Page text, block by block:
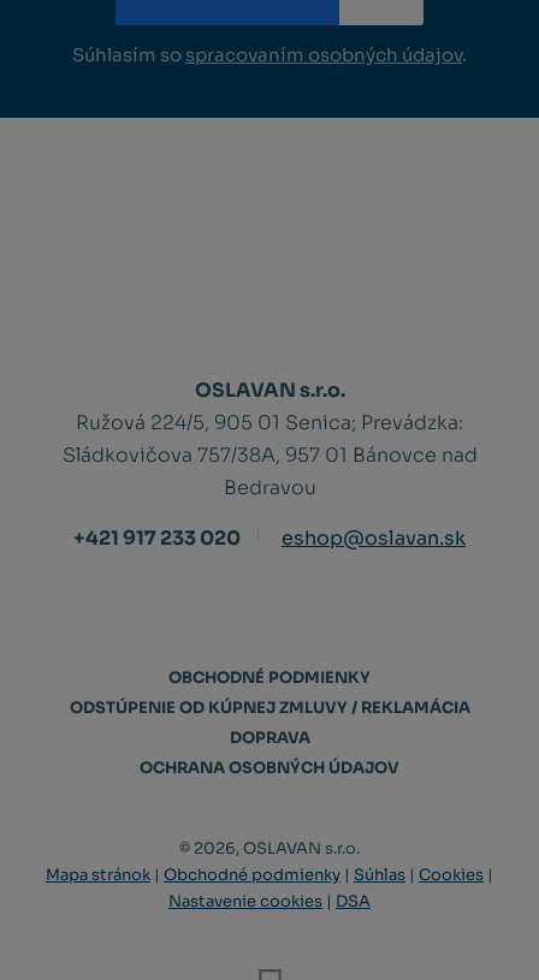
Súhlasím so spracovaním osobných údajov.
OSLAVAN s.r.o.
Ružová 224/5, 905 01 Senica; Prevádzka:
Sládkovičova 757/38A, 957 01 Bánovce nad
Bedravou
+421 917 233 020
eshop@oslavan.sk
OBCHODNÉ PODMIENKY
ODSTÚPENIE OD KÚPNEJ ZMLUVY / REKLAMÁCIA
DOPRAVA
OCHRANA OSOBNÝCH ÚDAJOV
© 2026, OSLAVAN s.r.o.
Mapa stránok | Obchodné podmienky | Súhlas | Cookies |
Nastavenie cookies | DSA